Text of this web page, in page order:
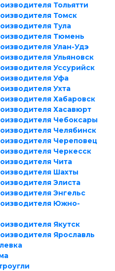
Тольятти
Томск
Тула
Тюмень
Улан-Удэ
Ульяновск
Уссурийск
Уфа
Ухта
Хабаровск
Хасавюрт
Чебоксары
Челябинск
Череповец
Черкесск
Чита
Шахты
Элиста
Энгельс
Южно-
Якутск
Ярославль